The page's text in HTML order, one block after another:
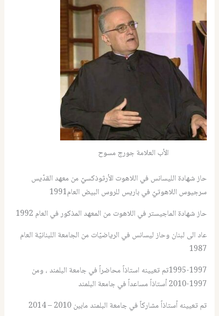
الأب العلامة جورج مسوح
حاز شهادة الليسانس في اللاهوت الأرثوذكسيّ من معهد القدّيس
سرجيوس اللاهوتيّ في باريس للروس البيض العام1991
حاز شهادة الماجيستر في اللاهوت من المعهد المذكور في العام 1992
عاد الى لبنان وحاز ليسانس في الرياضيّات من الجامعة اللبنانيّة العام
1987
1995-1997تم تعيينه استاذاً محاضراً في جامعة البلمند ، ومن
1997-2010 أستاذاً مساعداً في جامعة البلمند
تم تعيينه أستاذاً مشاركاً في جامعة البلمند مابين 2010 – 2014